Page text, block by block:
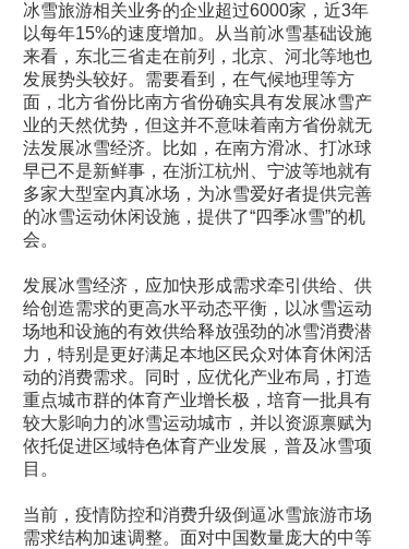
冰雪旅游相关业务的企业超过6000家，近3年
以每年15%的速度增加。从当前冰雪基础设施
来看，东北三省走在前列，北京、河北等地也
发展势头较好。需要看到，在气候地理等方
面，北方省份比南方省份确实具有发展冰雪产
业的天然优势，但这并不意味着南方省份就无
法发展冰雪经济。比如，在南方滑冰、打冰球
早已不是新鲜事，在浙江杭州、宁波等地就有
多家大型室内真冰场，为冰雪爱好者提供完善
的冰雪运动休闲设施，提供了“四季冰雪”的机
会。
发展冰雪经济，应加快形成需求牵引供给、供
给创造需求的更高水平动态平衡，以冰雪运动
场地和设施的有效供给释放强劲的冰雪消费潜
力，特别是更好满足本地区民众对体育休闲活
动的消费需求。同时，应优化产业布局，打造
重点城市群的体育产业增长极，培育一批具有
较大影响力的冰雪运动城市，并以资源禀赋为
依托促进区域特色体育产业发展，普及冰雪项
目。
当前，疫情防控和消费升级倒逼冰雪旅游市场
需求结构加速调整。面对中国数量庞大的中等